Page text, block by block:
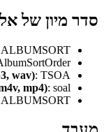
מיון של אלבום
Sort, ALBUMSORT
AlbumSortOrder
mp3, wav): TSOA
m4v, mp4)
: soal
: ALBUMSORT